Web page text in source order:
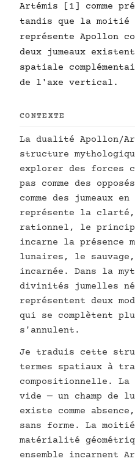
Artémis [1] comme
tandis que la moitié
représente Apollon
deux jumeaux
spatiale
de l'axe vertical.
CONTEXTE
La dualité Apollon/
structure
explorer des forces
pas comme des
comme des jumeaux
représente la
rationnel, le
incarne la présence
lunaires, le
incarnée. Dans la
divinités jumelles
représentent deux
qui se complètent
s'annulent.
Je traduis cette
termes spatiaux à
compositionnelle. La
vide — un champ de
existe comme
sans forme. La
matérialité
ensemble incarnent